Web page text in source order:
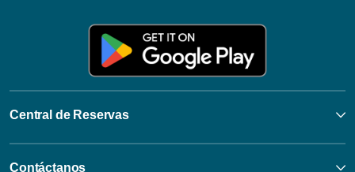
Central de Reservas
Contáctanos